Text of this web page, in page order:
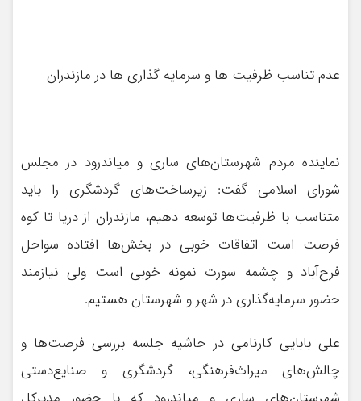
عدم تناسب ظرفیت ها و سرمایه گذاری ها در مازندران
نماینده مردم شهرستان‌های ساری و میاندرود در مجلس
شورای اسلامی گفت: زیرساخت‌های گردشگری را باید
متناسب با ظرفیت‌ها توسعه دهیم، مازندران از دریا تا کوه
فرصت است اتفاقات خوبی در بخش‌ها افتاده سواحل
فرح‌آباد و چشمه سورت نمونه خوبی است ولی نیازمند
حضور سرمایه‌گذاری در شهر و شهرستان هستیم.
علی بابایی کارنامی در حاشیه جلسه بررسی فرصت‌ها و
چالش‌های میراث‌فرهنگی، گردشگری و صنایع‌دستی